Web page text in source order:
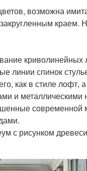
возможна
краем.
криволинейных
линии спинок
как в стиле лофт,
и металлическими
современной
с рисунком